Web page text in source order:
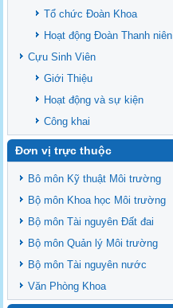
Ban chấp hành Đảng bộ khoa
Tổ chức Đoàn Khoa
Hoạt động Đoàn Thanh niên
Cựu Sinh Viên
Giới Thiệu
Hoạt động và sự kiện
Công khai
Đơn vị trực thuộc
Bô môn Kỹ thuật Môi trường
Bộ môn Khoa học Môi trường
Bộ môn Tài nguyên Đất đai
Bộ môn Quản lý Môi trường
Bộ môn Tài nguyên nước
Văn Phòng Khoa